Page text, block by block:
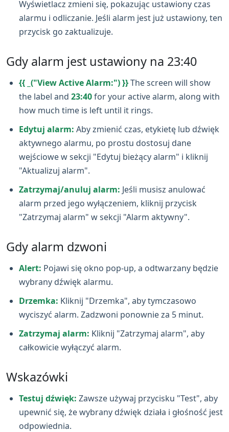
Wyświetlacz zmieni się, pokazując ustawiony czas
alarmu i odliczanie. Jeśli alarm jest już ustawiony, ten
przycisk go zaktualizuje.
Gdy alarm jest ustawiony na 23:40
{{ _("View Active Alarm:") }}The screen will show
the label and 23:40for your active alarm, along with
how much time is left until it rings.
Edytuj alarm: Aby zmienić czas, etykietę lub dźwięk
aktywnego alarmu, po prostu dostosuj dane
wejściowe w sekcji "Edytuj bieżący alarm" i kliknij
"Aktualizuj alarm".
Zatrzymaj/anuluj alarm: Jeśli musisz anulować
alarm przed jego wyłączeniem, kliknij przycisk
"Zatrzymaj alarm" w sekcji "Alarm aktywny".
Gdy alarm dzwoni
Alert: Pojawi się okno pop‑up, a odtwarzany będzie
wybrany dźwięk alarmu.
Drzemka: Kliknij "Drzemka", aby tymczasowo
wyciszyć alarm. Zadzwoni ponownie za 5 minut.
Zatrzymaj alarm: Kliknij "Zatrzymaj alarm", aby
całkowicie wyłączyć alarm.
Wskazówki
Testuj dźwięk: Zawsze używaj przycisku "Test", aby
upewnić się, że wybrany dźwięk działa i głośność jest
odpowiednia.